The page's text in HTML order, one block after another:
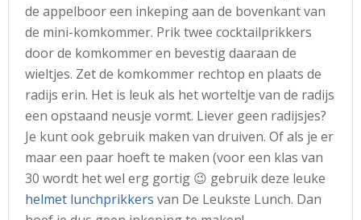
de appelboor een inkeping aan de bovenkant van
de mini-komkommer. Prik twee cocktailprikkers
door de komkommer en bevestig daaraan de
wieltjes. Zet de komkommer rechtop en plaats de
radijs erin. Het is leuk als het worteltje van de radijs
een opstaand neusje vormt. Liever geen radijsjes?
Je kunt ook gebruik maken van druiven. Of als je er
maar een paar hoeft te maken (voor een klas van
30 wordt het wel erg gortig 😉 gebruik deze leuke
helmet lunchprikkers van De Leukste Lunch. Dan